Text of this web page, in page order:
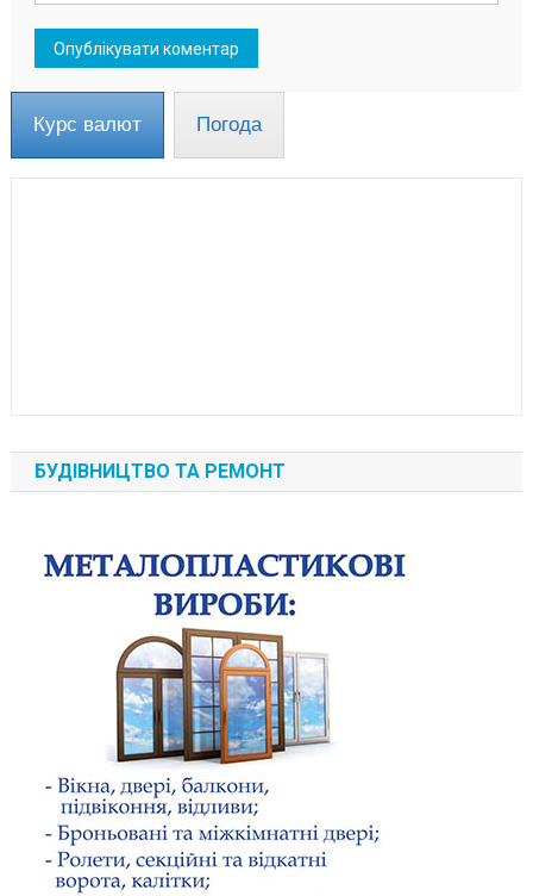
Курс валют Погода
БУДІВНИЦТВО ТА РЕМОНТ